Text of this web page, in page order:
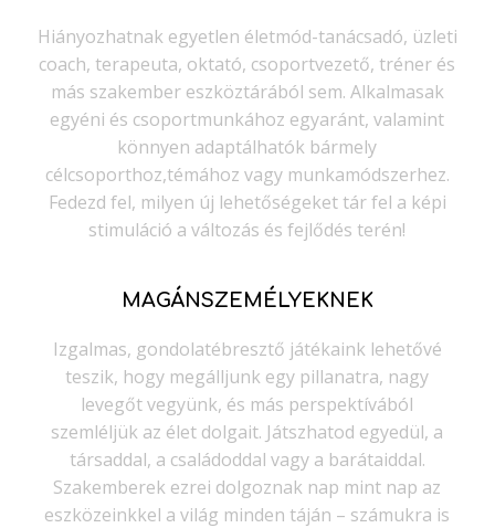
Hiányozhatnak egyetlen életmód-tanácsadó, üzleti
coach, terapeuta, oktató, csoportvezető, tréner és
más szakember eszköztárából sem. Alkalmasak
egyéni és csoportmunkához egyaránt, valamint
könnyen adaptálhatók bármely
célcsoporthoz,témához vagy munkamódszerhez.
Fedezd fel, milyen új lehetőségeket tár fel a képi
stimuláció a változás és fejlődés terén!
MAGÁNSZEMÉLYEKNEK
Izgalmas, gondolatébresztő játékaink lehetővé
teszik, hogy megálljunk egy pillanatra, nagy
levegőt vegyünk, és más perspektívából
szemléljük az élet dolgait. Játszhatod egyedül, a
társaddal, a családoddal vagy a barátaiddal.
Szakemberek ezrei dolgoznak nap mint nap az
eszközeinkkel a világ minden táján – számukra is